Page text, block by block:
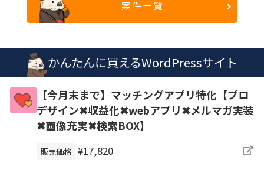
案件一覧
かんたんに買えるWordPressサイト
【今月末まで】マッチングアプリ特化【プロ
デザイン✖収益化✖webアプリ✖メルマガ実装
✖画像充実✖検索BOX】
販売価格 ¥17,820